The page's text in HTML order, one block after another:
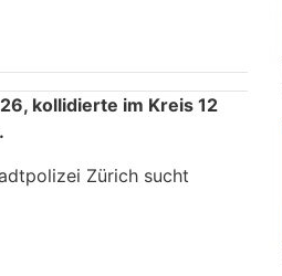
kollidierte im Kreis 12
Zürich sucht